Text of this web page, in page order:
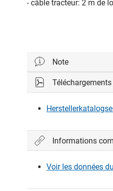
- câble tracteur: 2 m de
Note
Peut être monté sur
Téléchargements
Informations
Voir les données